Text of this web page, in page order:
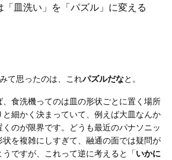
皿洗い」を「パズル」に変える
て思ったのは、これパズルだなと。
食洗機ってのは皿の形状ごとに置く場所
細かく決まっていて、例えば大皿なんか
のが限界です。どうも最近のパナソニッ
を複雑にしすぎて、融通の面では疑問が
ですが、これって逆に考えると「いかに